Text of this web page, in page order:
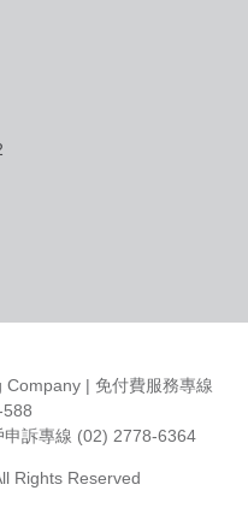
Company | 免付費服務專線
申訴專線 (02) 2778-6364
Rights Reserved